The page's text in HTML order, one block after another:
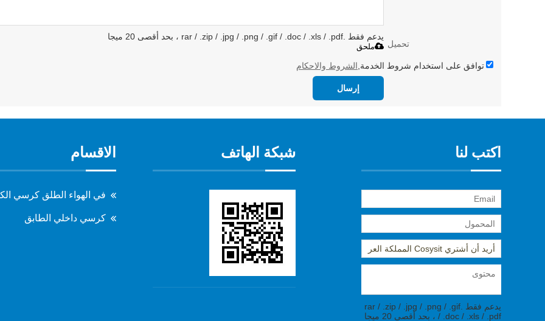
تحميل
يدعم فقط .rar / .zip / .jpg / .png / .gif / .doc / .xls / .pdf ، بحد أقصى 20 ميجا
ملحق
توافق على استخدام شروط الخدمة, الشروط والاحكام
إرسال
اكتب لنا
يدعم فقط .rar / .zip / .jpg / .png / .gif
/ .doc / .xls / .pdf ، بحد أقصى 20 ميجا
شبكة الهاتف الاقسام
في الهواء الطلق كرسي
كرسي داخلي الطابق